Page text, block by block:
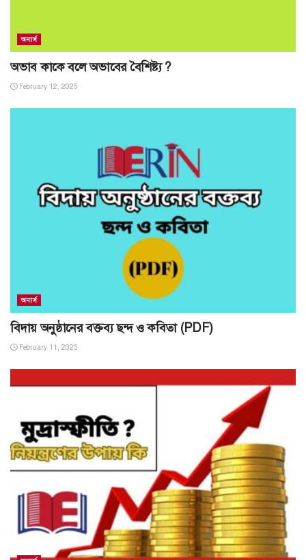
অনার্স
অভাব কাকে বলে অভাবের বৈশিষ্ট্য ?
February 12, 2025
অনার্স
বিদায় অনুষ্ঠানের বক্তব্য ছন্দ ও কবিতা (PDF)
February 11, 2025